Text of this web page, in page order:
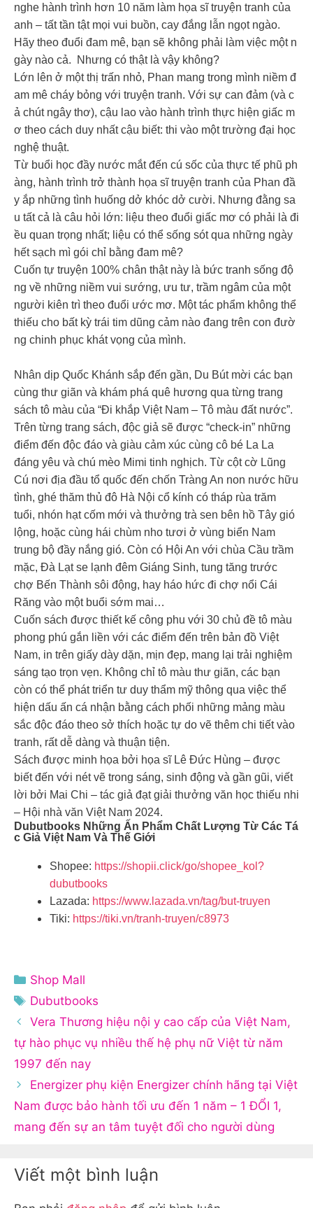
nghe hành trình hơn 10 năm làm họa sĩ truyện tranh của
anh – tất tần tật mọi vui buồn, cay đắng lẫn ngọt ngào.
Hãy theo đuổi đam mê, bạn sẽ không phải làm việc một n
gày nào cả. Nhưng có thật là vậy không?
Lớn lên ở một thị trấn nhỏ, Phan mang trong mình niềm đ
am mê cháy bỏng với truyện tranh. Với sự can đảm (và c
ả chút ngây thơ), cậu lao vào hành trình thực hiện giấc m
ơ theo cách duy nhất cậu biết: thi vào một trường đại học
nghệ thuật.
Từ buổi học đầy nước mắt đến cú sốc của thực tế phũ ph
àng, hành trình trở thành họa sĩ truyện tranh của Phan đầ
y ắp những tình huống dở khóc dở cười. Nhưng đằng sa
u tất cả là câu hỏi lớn: liệu theo đuổi giấc mơ có phải là đi
ều quan trọng nhất; liệu có thể sống sót qua những ngày
hết sạch mì gói chỉ bằng đam mê?
Cuốn tự truyện 100% chân thật này là bức tranh sống độ
ng về những niềm vui sướng, ưu tư, trầm ngâm của một
người kiên trì theo đuổi ước mơ. Một tác phẩm không thể
thiếu cho bất kỳ trái tim dũng cảm nào đang trên con đườ
ng chinh phục khát vọng của mình.
Nhân dịp Quốc Khánh sắp đến gần, Du Bút mời các bạn
cùng thư giãn và khám phá quê hương qua từng trang
sách tô màu của “Đi khắp Việt Nam – Tô màu đất nước”.
Trên từng trang sách, độc giả sẽ được “check-in” những
điểm đến độc đáo và giàu cảm xúc cùng cô bé La La
đáng yêu và chú mèo Mimi tinh nghịch. Từ cột cờ Lũng
Cú nơi địa đầu tổ quốc đến chốn Tràng An non nước hữu
tình, ghé thăm thủ đô Hà Nội cổ kính có tháp rùa trăm
tuổi, nhón hạt cốm mới và thưởng trà sen bên hồ Tây gió
lộng, hoặc cùng hái chùm nho tươi ở vùng biển Nam
trung bộ đầy nắng gió. Còn có Hội An với chùa Cầu trầm
mặc, Đà Lạt se lạnh đêm Giáng Sinh, tung tăng trước
chợ Bến Thành sôi động, hay háo hức đi chợ nổi Cái
Răng vào một buổi sớm mai…
Cuốn sách được thiết kế công phu với 30 chủ đề tô màu
phong phú gắn liền với các điểm đến trên bản đồ Việt
Nam, in trên giấy dày dặn, mịn đẹp, mang lại trải nghiệm
sáng tạo trọn vẹn. Không chỉ tô màu thư giãn, các bạn
còn có thể phát triển tư duy thẩm mỹ thông qua việc thể
hiện dấu ấn cá nhận bằng cách phối những mảng màu
sắc độc đáo theo sở thích hoặc tự do vẽ thêm chi tiết vào
tranh, rất dễ dàng và thuận tiện.
Sách được minh họa bởi họa sĩ Lê Đức Hùng – được
biết đến với nét vẽ trong sáng, sinh động và gần gũi, viết
lời bởi Mai Chi – tác giả đạt giải thưởng văn học thiếu nhi
– Hội nhà văn Việt Nam 2024.
Dubutbooks Những Ấn Phẩm Chất Lượng Từ Các Tá
C Giả Việt Nam Và Thế Giới
Shopee: https://shopii.click/go/shopee_kol?
dubutbooks
Lazada: https://www.lazada.vn/tag/but-truyen
Tiki: https://tiki.vn/tranh-truyen/c8973
Danh
mục
Shop Mall
Thẻ
Dubutbooks
Vera Thương hiệu nội y cao cấp của Việt Nam,
tự hào phục vụ nhiều thế hệ phụ nữ Việt từ năm
1997 đến nay
Energizer phụ kiện Energizer chính hãng tại Việt
Nam được bảo hành tối ưu đến 1 năm – 1 ĐỔI 1,
mang đến sự an tâm tuyệt đối cho người dùng
Viết một bình luận